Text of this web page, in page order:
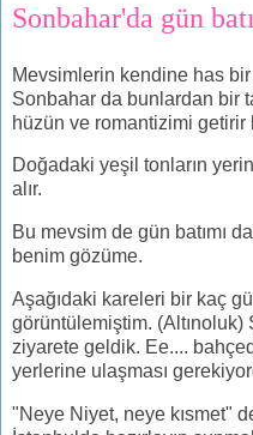
Sonbahar'da gün
Mevsimlerin kendine has
Sonbahar da bunlardan bir
hüzün ve romantizimi getirir
Doğadaki yeşil tonların
alır.
Bu mevsim de gün batımı
benim gözüme.
Aşağıdaki kareleri bir kaç
görüntülemiştim. (Altınoluk)
ziyarete geldik. Ee....
yerlerine ulaşması
"Neye Niyet, neye kısmet"